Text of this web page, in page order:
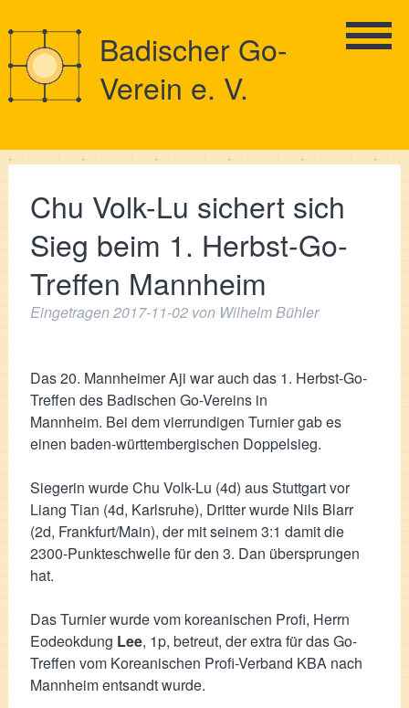
Badischer Go-
Verein e. V.
Chu Volk-Lu sichert sich
Sieg beim 1. Herbst-Go-
Treffen Mannheim
Eingetragen2017-11-02 von Wilhelm Bühler
Das 20. Mannheimer Aji war auch das 1. Herbst-Go-
Treffen des Badischen Go-Vereins in
Mannheim. Bei dem vierrundigen Turnier gab es
einen baden-württembergischen Doppelsieg.
Siegerin wurde Chu Volk-Lu (4d) aus Stuttgart vor
Liang Tian (4d, Karlsruhe), Dritter wurde Nils Blarr
(2d, Frankfurt/Main), der mit seinem 3:1 damit die
2300-Punkteschwelle für den 3. Dan übersprungen
hat.
Das Turnier wurde vom koreanischen Profi, Herrn
Eodeokdung Lee, 1p, betreut, der extra für das Go-
Treffen vom Koreanischen Profi-Verband KBA nach
Mannheim entsandt wurde.